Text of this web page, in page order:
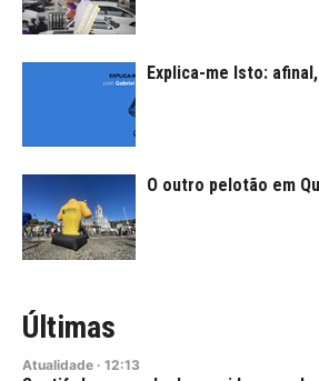
Explica-me Isto:
O outro pelotão em
Últimas
Atualidade · 12:13